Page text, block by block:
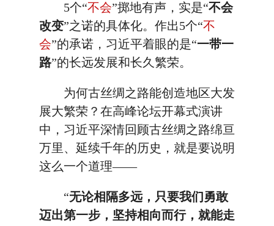
5个“不会”掷地有声，实是“不会
改变”之诺的具体化。作出5个“不
会”的承诺，习近平着眼的是“一带一
路”的长远发展和长久繁荣。
为何古丝绸之路能创造地区大发
展大繁荣？在高峰论坛开幕式演讲
中，习近平深情回顾古丝绸之路绵亘
万里、延续千年的历史，就是要说明
这么一个道理——
“无论相隔多远，只要我们勇敢
迈出第一步，坚持相向而行，就能走